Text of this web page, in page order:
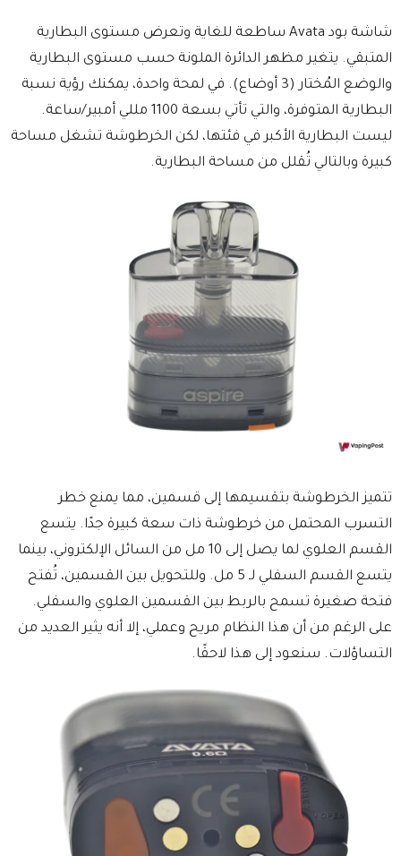
شاشة بود Avata ساطعة للغاية وتعرض مستوى البطارية
المتبقي. يتغير مظهر الدائرة الملونة حسب مستوى البطارية
والوضع المُختار (3 أوضاع). في لمحة واحدة، يمكنك رؤية نسبة
البطارية المتوفرة، والتي تأتي بسعة 1100 مللي أمبير/ساعة.
ليست البطارية الأكبر في فئتها، لكن الخرطوشة تشغل مساحة
كبيرة وبالتالي تُقلل من مساحة البطارية.
تتميز الخرطوشة بتقسيمها إلى قسمين، مما يمنع خطر
التسرب المحتمل من خرطوشة ذات سعة كبيرة جدًا. يتسع
القسم العلوي لما يصل إلى 10 مل من السائل الإلكتروني، بينما
يتسع القسم السفلي لـ 5 مل. وللتحويل بين القسمين، تُفتح
فتحة صغيرة تسمح بالربط بين القسمين العلوي والسفلي.
على الرغم من أن هذا النظام مريح وعملي، إلا أنه يثير العديد من
التساؤلات. سنعود إلى هذا لاحقًا.